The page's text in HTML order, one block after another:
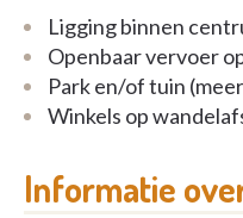
Ligging binnen
Openbaar vervoer
Park en/of tuin
Winkels op
Informatie